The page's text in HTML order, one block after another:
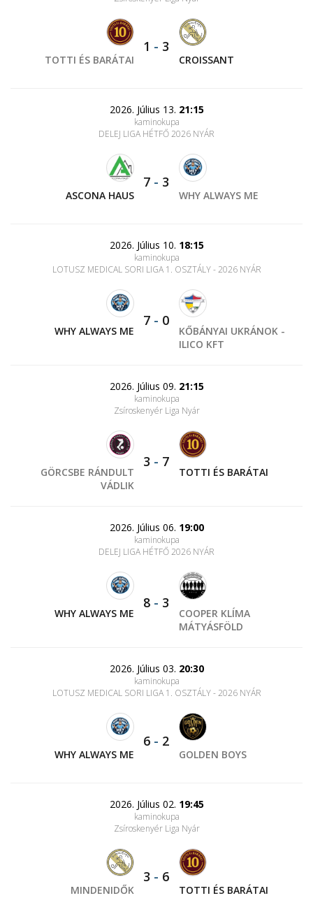
TOTTI ÉS BARÁTAI
1 - 3
CROISSANT
2026. Július 13. 21:15
kaminokupa
DELEJ LIGA HÉTFŐ 2026 NYÁR
ASCONA HAUS
7 - 3
WHY ALWAYS ME
2026. Július 10. 18:15
kaminokupa
LOTUSZ MEDICAL SORI LIGA 1. OSZTÁLY - 2026 NYÁR
WHY ALWAYS ME
7 - 0
KŐBÁNYAI UKRÁNOK -
ILICO KFT
2026. Július 09. 21:15
kaminokupa
Zsíroskenyér Liga Nyár
GÖRCSBE RÁNDULT
VÁDLIK
3 - 7
TOTTI ÉS BARÁTAI
2026. Július 06. 19:00
kaminokupa
DELEJ LIGA HÉTFŐ 2026 NYÁR
WHY ALWAYS ME
8 - 3
COOPER KLÍMA
MÁTYÁSFÖLD
2026. Július 03. 20:30
kaminokupa
LOTUSZ MEDICAL SORI LIGA 1. OSZTÁLY - 2026 NYÁR
WHY ALWAYS ME
6 - 2
GOLDEN BOYS
2026. Július 02. 19:45
kaminokupa
Zsíroskenyér Liga Nyár
MINDENIDŐK
3 - 6
TOTTI ÉS BARÁTAI